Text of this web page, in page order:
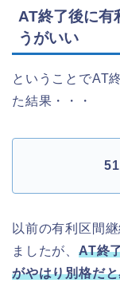
AT終了後に有
うがいい
ということでAT
た結果・・・
以前の有利区間
ましたが、 AT終
がやはり別格だ